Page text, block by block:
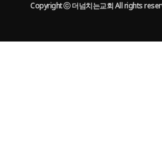
Copyright ⓒ 더넘치는교회 All rights